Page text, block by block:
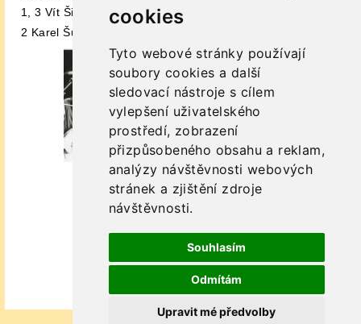
cookies
Tyto webové stránky používají
soubory cookies a další
sledovací nástroje s cílem
vylepšení uživatelského
prostředí, zobrazení
přizpůsobeného obsahu a reklam,
analýzy návštěvnosti webových
stránek a zjištění zdroje
návštěvnosti.
Souhlasím
Odmítám
Upravit mé předvolby
1, 3 Vít Šimánek
2 Karel Šuster